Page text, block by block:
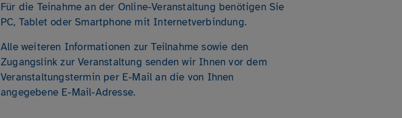
Für die Teinahme an der Online-Veranstaltung benötigen Sie
PC, Tablet oder Smartphone mit Internetverbindung.
Alle weiteren Informationen zur Teilnahme sowie den
Zugangslink zur Veranstaltung senden wir Ihnen vor dem
Veranstaltungstermin per E-Mail an die von Ihnen
angegebene E-Mail-Adresse.